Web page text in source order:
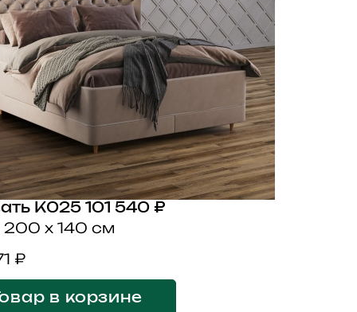
K025 101 540 ₽
200 x 140 см
₽
в корзине